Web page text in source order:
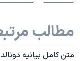
مطالب
متن کامل بیانیه